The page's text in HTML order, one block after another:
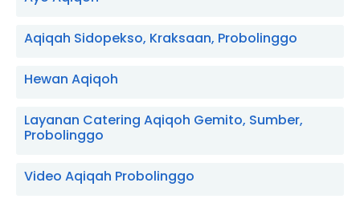
Aqiqah Sidopekso, Kraksaan, Probolinggo
Hewan Aqiqoh
Layanan Catering Aqiqoh Gemito, Sumber,
Probolinggo
Video Aqiqah Probolinggo